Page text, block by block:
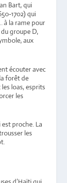
Bart, qui
1702) qui
à la rame pour
groupe D,
aux
écouter avec
forêt de
loas, esprits
les
proche. La
les